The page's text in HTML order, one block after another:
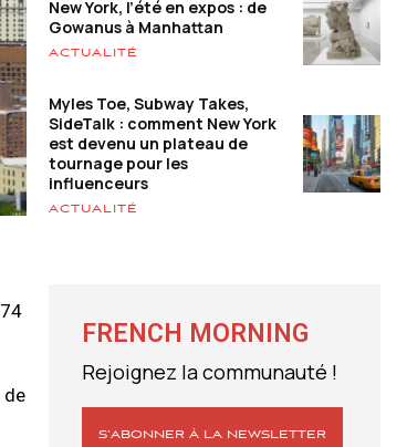
de
New York, l’été en expos : de
Gowanus à Manhattan
ACTUALITÉ
Myles Toe, Subway Takes,
SideTalk : comment New York
est devenu un plateau de
tournage pour les
influenceurs
ACTUALITÉ
FRENCH MORNING
Rejoignez la communauté !
S’ABONNER À LA NEWSLETTER